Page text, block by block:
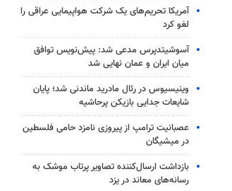
آمریکا تحریم‌های یک شرکت هواپیمایی عراقی را
لغو کرد
آسوشیتدپرس مدعی شد: پیش‌نویس توافق
میان ایران و عمان نهایی شد
وینیسیوس در رئال مادرید ماندنی شد؛ پایان
شایعات جدایی بازیکن پرحاشیه
عصبانیت ترامپ از پیروزی نامزد حامی فلسطین
در میشیگان
بازداشت ارسال‌کننده تصاویر پرتاب موشک به
رسانه‌های معاند در یزد